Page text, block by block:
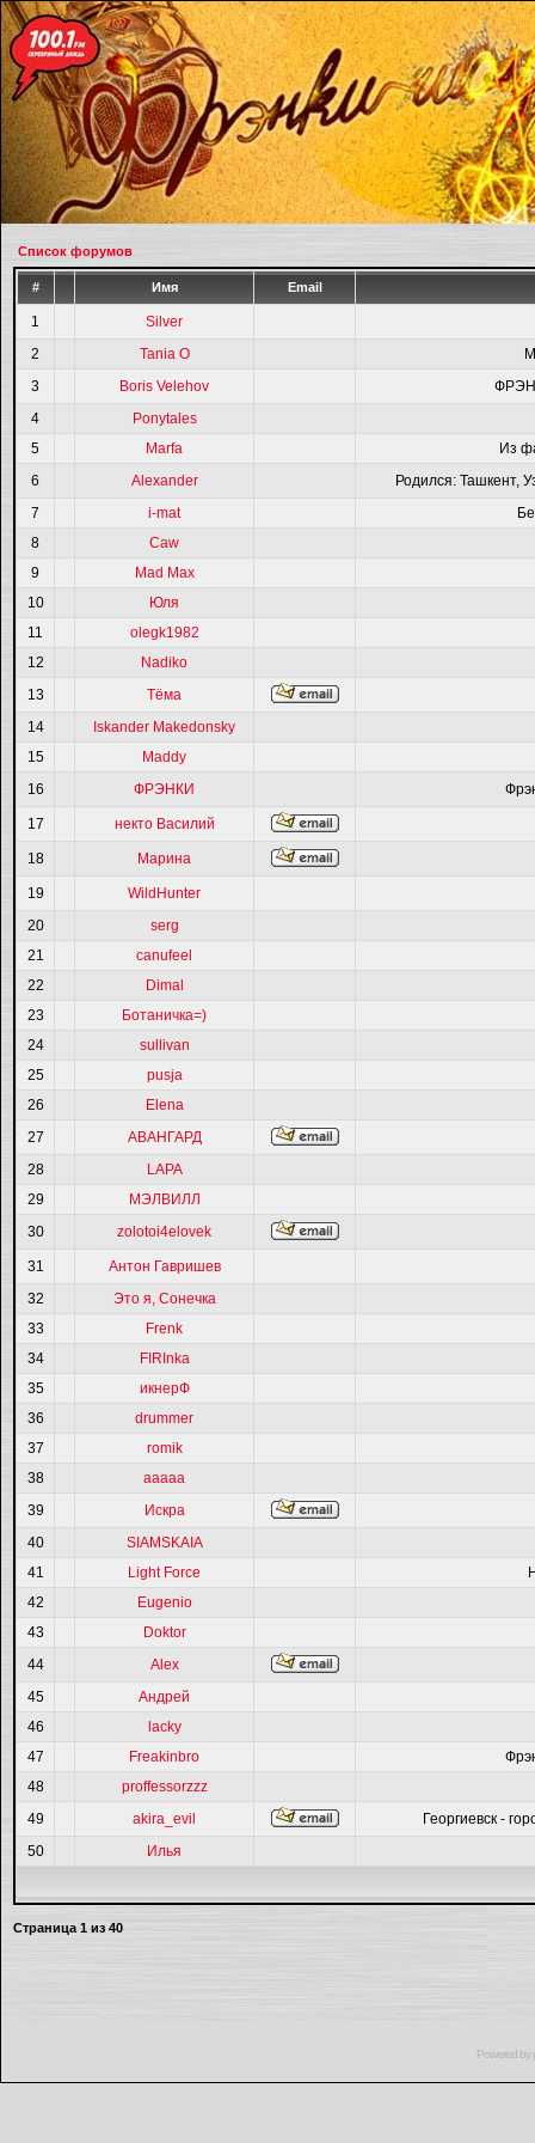
Список форумов
# Имя Email
1
Silver
2
Tania O
3
Boris Velehov
4
Ponytales
5
Marfa
Из
6
Alexander
Родился: Ташкент,
7
i-mat
8
Caw
9
Mad Max
10
Юля
11
olegk1982
12
Nadiko
13
Тёма
14
Iskander Makedonsky
15
Maddy
16
ФРЭНКИ
17 некто Василий
18 Марина
19
WildHunter
20
serg
21
canufeel
22
Dimal
23
Ботаничка=)
24
sullivan
25
pusja
26
Elena
27
АВАНГАРД
28
LAPA
29
МЭЛВИЛЛ
30
zolotoi4elovek
31
Антон Гавришев
32
Это я, Сонечка
33
Frenk
34
FIRInka
35
икнерФ
36
drummer
37
romik
38
ааааа
39
Искра
40
SIAMSKAIA
41
Light Force
42
Eugenio
43
Doktor
44
Alex
45
Андрей
46
lacky
47
Freakinbro
48
proffessorzzz
49
akira_evil
Георгиевск -
50
Илья
Страница 1 из 40
Powered by